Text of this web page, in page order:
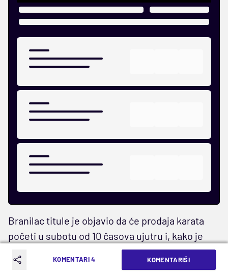
Branilac titule je objavio da će prodaja karata
početi u subotu od 10 časova ujutru i, kako je
saopšteno, vršiće se putem verifikovanih
profila članova, kao i putem sajtaefinity.rs
KOMENTARI 4 KOMENTARIŠI